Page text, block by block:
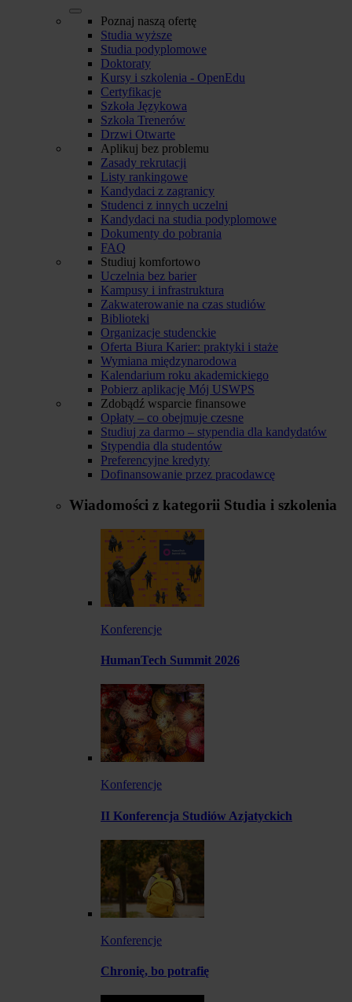
Poznaj naszą ofertę
Studia wyższe
Studia podyplomowe
Doktoraty
Kursy i szkolenia - OpenEdu
Certyfikacje
Szkoła Językowa
Szkoła Trenerów
Drzwi Otwarte
Aplikuj bez problemu
Zasady rekrutacji
Listy rankingowe
Kandydaci z zagranicy
Studenci z innych uczelni
Kandydaci na studia podyplomowe
Dokumenty do pobrania
FAQ
Studiuj komfortowo
Uczelnia bez barier
Kampusy i infrastruktura
Zakwaterowanie na czas studiów
Biblioteki
Organizacje studenckie
Oferta Biura Karier: praktyki i staże
Wymiana międzynarodowa
Kalendarium roku akademickiego
Pobierz aplikację Mój USWPS
Zdobądź wsparcie finansowe
Opłaty – co obejmuje czesne
Studiuj za darmo – stypendia dla kandydatów
Stypendia dla studentów
Preferencyjne kredyty
Dofinansowanie przez pracodawcę
Wiadomości z kategorii Studia i szkolenia
Konferencje
HumanTech Summit 2026
Konferencje
II Konferencja Studiów Azjatyckich
Konferencje
Chronię, bo potrafię